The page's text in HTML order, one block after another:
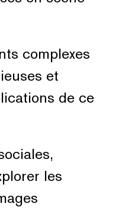
complexes
et
de ce
les